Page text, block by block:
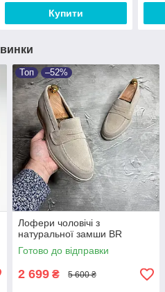
Купити
Топ –52%
Лофери чоловічі з
натуральної замши BR
Готово до відправки
2 699 ₴ 5 600 ₴